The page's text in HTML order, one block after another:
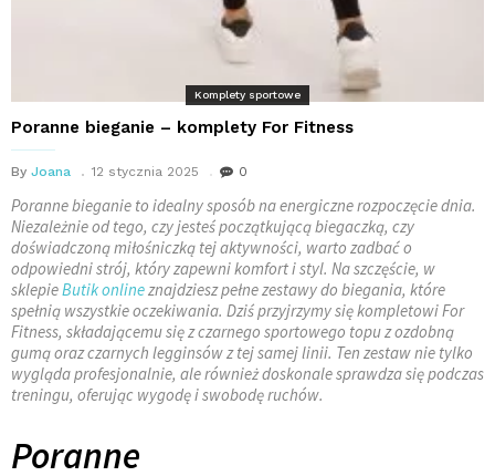
Komplety sportowe
Poranne bieganie – komplety For Fitness
By Joana 12 stycznia 2025 0
Poranne bieganie to idealny sposób na energiczne rozpoczęcie dnia.
Niezależnie od tego, czy jesteś początkującą biegaczką, czy
doświadczoną miłośniczką tej aktywności, warto zadbać o
odpowiedni strój, który zapewni komfort i styl. Na szczęście, w
sklepieButik onlineznajdziesz pełne zestawy do biegania, które
spełnią wszystkie oczekiwania. Dziś przyjrzymy się kompletowi For
Fitness, składającemu się z czarnego sportowego topu z ozdobną
gumą oraz czarnych legginsów z tej samej linii. Ten zestaw nie tylko
wygląda profesjonalnie, ale również doskonale sprawdza się podczas
treningu, oferując wygodę i swobodę ruchów.
Poranne